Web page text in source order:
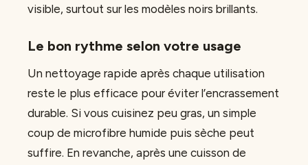
visible, surtout sur les modèles noirs brillants.
Le bon rythme selon votre usage
Un nettoyage rapide après chaque utilisation
reste le plus efficace pour éviter l’encrassement
durable. Si vous cuisinez peu gras, un simple
coup de microfibre humide puis sèche peut
suffire. En revanche, après une cuisson de